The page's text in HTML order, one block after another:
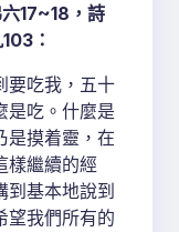
17~18，詩
：
要吃我，五十
是吃。什麼是
是摸着靈，在
樣繼續的經
基本地說到
望我們所有的